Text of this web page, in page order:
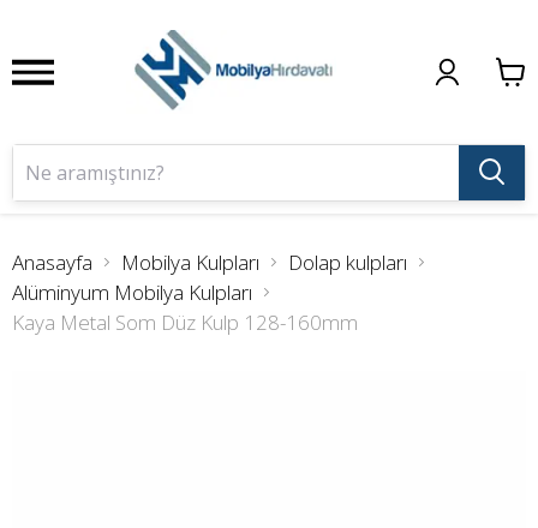
Anasayfa Mobilya Kulpları
Dolap kulpları
Alüminyum Mobilya Kulpları
Kaya Metal Som Düz Kulp 128-160mm